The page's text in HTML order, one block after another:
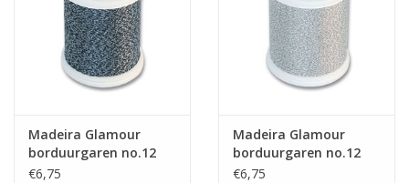
Madeira Glamour
borduurgaren no.12
200m 3261
€6,75
Madeira Glamour
borduurgaren no.12
200m 3042
€6,75